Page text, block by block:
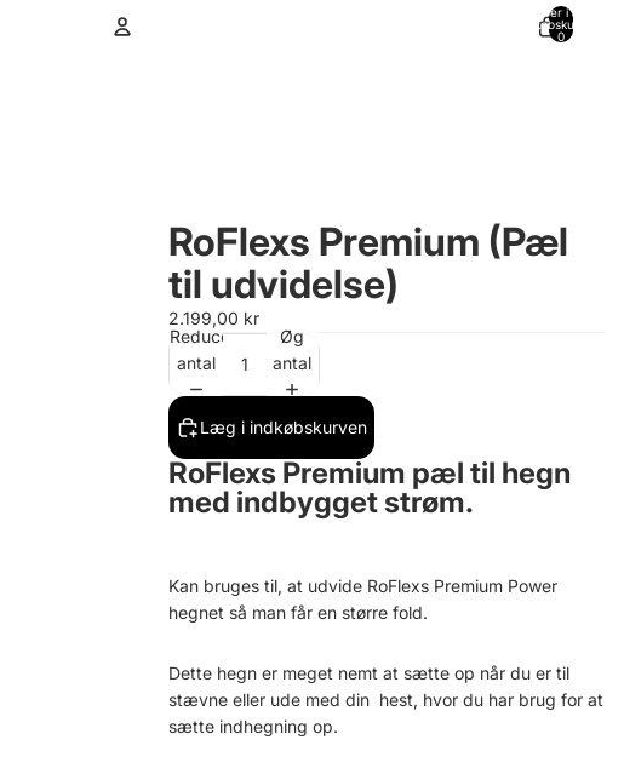
Varer i alt i
indkøbskurven:
0
RoFlexs Premium (Pæl
til udvidelse)
2.199,00 kr
Reducer
antal
Øg
antal
Læg i indkøbskurven
RoFlexs Premium pæl til hegn
med indbygget strøm.
Kan bruges til, at udvide RoFlexs Premium Power
hegnet så man får en større fold.
Dette hegn er meget nemt at sætte op når du er til
stævne eller ude med din hest, hvor du har brug for at
sætte indhegning op.